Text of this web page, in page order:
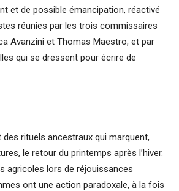
et de possible émancipation, réactivé
réunies par les trois commissaires
Avanzini et Thomas Maestro, et par
qui se dressent pour écrire de
rituels ancestraux qui marquent,
le retour du printemps après l’hiver.
agricoles lors de réjouissances
ont une action paradoxale, à la fois